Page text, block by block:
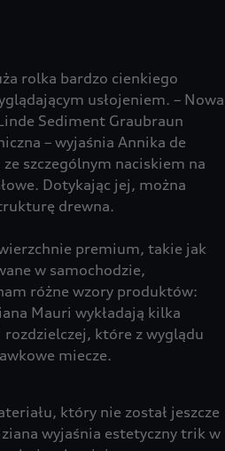
rolka bardzo cienkiego
usłojeniem. – Nowa
Sediment Graubraun
– wyjaśnia Annika de
szczególnym naciskiem na
Dotykając jej, można
drewna.
premium, takie jak
w samochodzie,
różne wzory produktów:
Mauri wykładają kilka
które z wyglądu
miecze.
który nie został jeszcze
wyjaśnia estetyczny trik w